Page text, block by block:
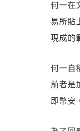
何一在
易所貼
現成的
何一自
前者是
即幣安